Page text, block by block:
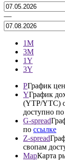
—
1М
3М
1Y
3Y
PГрафик
YГрафик
(YTP/YTC)
доступно по
G-spread
по ссылке
Z-spread
свопам
MapКарта